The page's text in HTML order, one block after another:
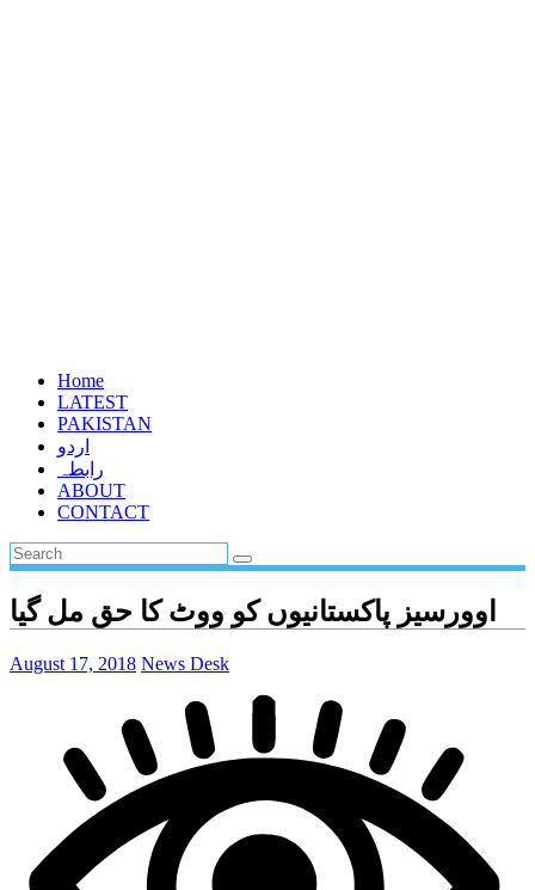
Home
LATEST
PAKISTAN
اردو
رابطہ
ABOUT
CONTACT
اوورسیز پاکستانیوں کو ووٹ کا حق مل گیا
August 17, 2018 News Desk